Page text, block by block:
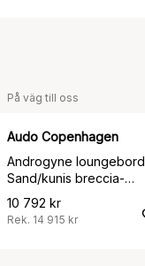
På väg till oss
Audo Copenhagen
Androgyne loungebord,
Sand/kunis breccia-
mörkbetsat ekstativ
10 792 kr
Rek. 14 915 kr